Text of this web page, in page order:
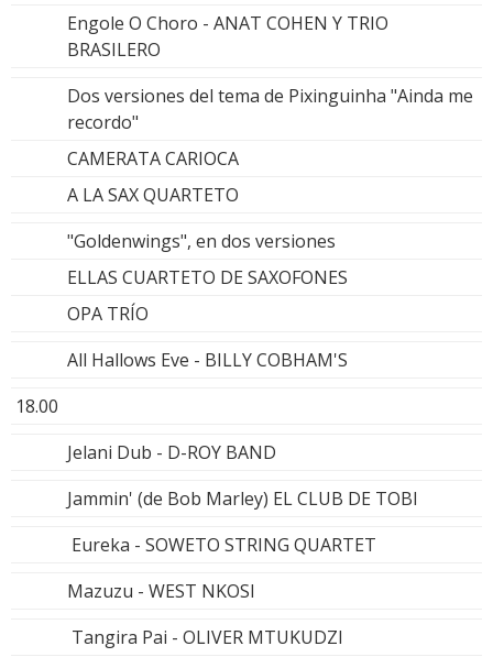
Engole O Choro - ANAT COHEN Y TRIO
BRASILERO
Dos versiones del tema de Pixinguinha "Ainda me
recordo"
CAMERATA CARIOCA
A LA SAX QUARTETO
"Goldenwings", en dos versiones
ELLAS CUARTETO DE SAXOFONES
OPA TRÍO
All Hallows Eve - BILLY COBHAM'S
18.00
Jelani Dub - D-ROY BAND
Jammin' (de Bob Marley) EL CLUB DE TOBI
Eureka - SOWETO STRING QUARTET
Mazuzu - WEST NKOSI
Tangira Pai - OLIVER MTUKUDZI